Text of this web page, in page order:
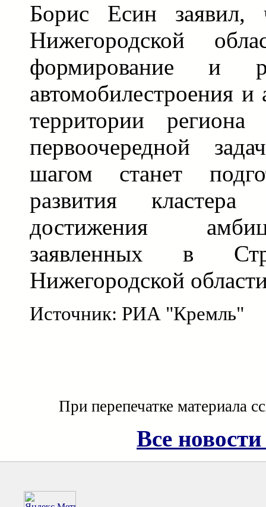
Борис Есин заявил,
Нижегородской
формирование и
автомобилестроения и
территории
первоочередной
шагом станет
развития кластера
достижения
заявленных в
Нижегородской
Источник: РИА "Кремль"
При перепечатке материала
Все